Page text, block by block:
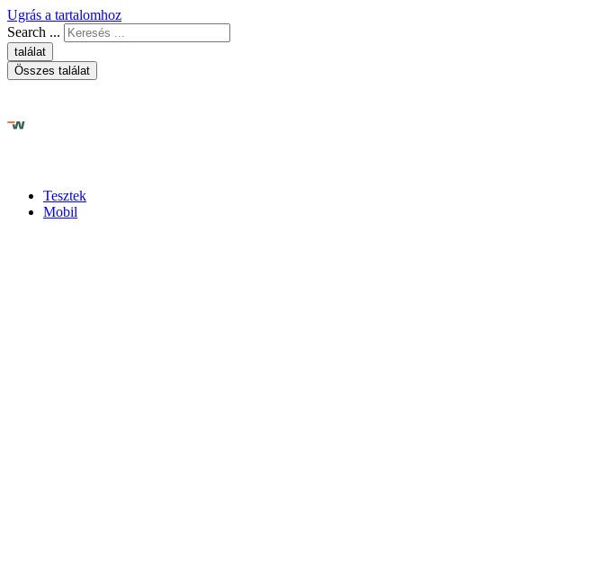
Ugrás a tartalomhoz
Search ...
találat
Összes találat
Tesztek
Mobil